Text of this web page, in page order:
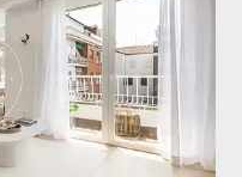
protagonistas de la
centenarios y
entorno único que
zona de la piscina
de madera,